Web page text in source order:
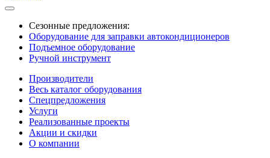
Сезонные предложения:
Оборудование для заправки автокондиционеров
Подъемное оборудование
Ручной инструмент
Производители
Весь каталог оборудования
Спецпредложения
Услуги
Реализованные проекты
Акции и скидки
О компании